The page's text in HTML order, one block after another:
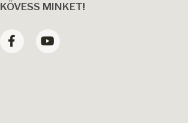
KÖVESS MINKET!